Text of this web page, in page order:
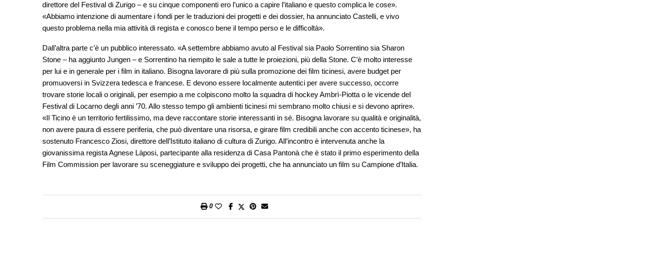
direttore del Festival di Zurigo – e su cinque componenti ero l’unico a capire l’italiano e questo complica le cose».
«Abbiamo intenzione di aumentare i fondi per le traduzioni dei progetti e dei dossier, ha annunciato Castelli, e vivo
questo problema nella mia attività di regista e conosco bene il tempo perso e le difficoltà».
Dall’altra parte c’è un pubblico interessato. «A settembre abbiamo avuto al Festival sia Paolo Sorrentino sia Sharon
Stone – ha aggiunto Jungen – e Sorrentino ha riempito le sale a tutte le proiezioni, più della Stone. C’è molto interesse
per lui e in generale per i film in italiano. Bisogna lavorare di più sulla promozione dei film ticinesi, avere budget per
promuoversi in Svizzera tedesca e francese. E devono essere localmente autentici per avere successo, occorre
trovare storie locali o originali, per esempio a me colpiscono molto la squadra di hockey Ambrì-Piotta o le vicende del
Festival di Locarno degli anni ’70. Allo stesso tempo gli ambienti ticinesi mi sembrano molto chiusi e si devono aprire».
«Il Ticino è un territorio fertilissimo, ma deve raccontare storie interessanti in sé. Bisogna lavorare su qualità e originalità,
non avere paura di essere periferia, che può diventare una risorsa, e girare film credibili anche con accento ticinese», ha
sostenuto Francesco Ziosi, direttore dell’Istituto italiano di cultura di Zurigo. All’incontro è intervenuta anche la
giovanissima regista Agnese Làposi, partecipante alla residenza di Casa Pantonà che è stato il primo esperimento della
Film Commission per lavorare su sceneggiature e sviluppo dei progetti, che ha annunciato un film su Campione d’Italia.
0